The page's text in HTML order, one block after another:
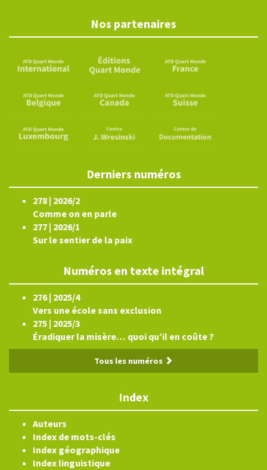
Nos partenaires
Derniers numéros
278 | 2026/2
Comme on en parle
277 | 2026/1
Sur le sentier de la paix
Numéros en texte intégral
276 | 2025/4
Vers une école sans exclusion
275 | 2025/3
Éradiquer la misère… quoi qu’il en coûte ?
Tous les numéros
Index
Auteurs
Index de mots-clés
Index géographique
Index linguistique